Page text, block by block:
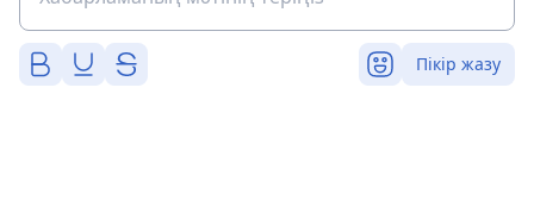
Пікір жазу